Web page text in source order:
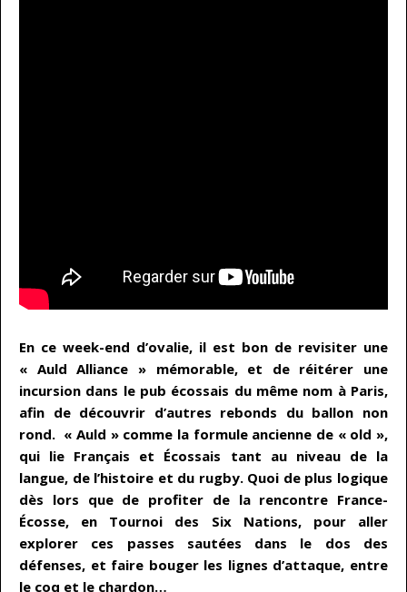
En ce week-end d’ovalie, il est bon de revisiter une
« Auld Alliance » mémorable, et de réitérer une
incursion dans le pub écossais du même nom à Paris,
afin de découvrir d’autres rebonds du ballon non
rond. « Auld » comme la formule ancienne de « old »,
qui lie Français et Écossais tant au niveau de la
langue, de l’histoire et du rugby. Quoi de plus logique
dès lors que de profiter de la rencontre France-
Écosse, en Tournoi des Six Nations, pour aller
explorer ces passes sautées dans le dos des
défenses, et faire bouger les lignes d’attaque, entre
le coq et le chardon…